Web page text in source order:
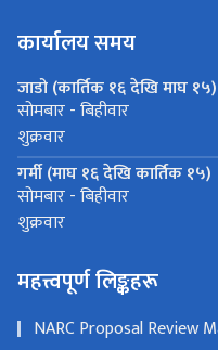
कार्यालय समय
जाडो (कार्तिक १६ देखि माघ १५)
सोमबार - बिहीवार
शुक्रवार
गर्मी (माघ १६ देखि कार्तिक १५)
सोमबार - बिहीवार
शुक्रवार
महत्त्वपूर्ण लिङ्कहरू
NARC Proposal Review